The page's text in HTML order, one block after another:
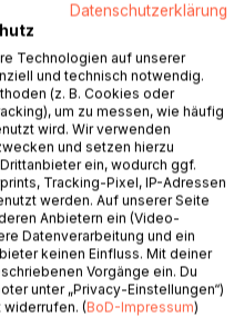
1945 in seiner Heimat
und von seltsamer
in ein erlebtes Chaos
Von hoffnungsvoller Zeit in
berichtet es, mit
Glaubensdogmen. Alles
wobei sich
in Osteuropa von 2022
Antikriegs-Text auf Seite
des Buches ist.
Glück verbunden, das wie
in einer Frau und einem
Komödie, wobei auch schon
Datenschutzerklärung
Technologien auf unserer
und technisch notwendig.
(z. B. Cookies oder
um zu messen, wie häufig
wird. Wir verwenden
und setzen hierzu
ein, wodurch ggf.
Tracking-Pixel, IP-Adressen
werden. Auf unserer Seite
Anbietern ein (Video-
Datenverarbeitung und ein
keinen Einfluss. Mit deiner
Vorgänge ein. Du
unter „Privacy-Einstellungen“)
widerrufen. (BoD-Impressum)